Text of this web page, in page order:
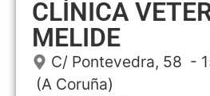
CLÍNICA
MELIDE
C/ Pontevedra, 58 -
(A Coruña)